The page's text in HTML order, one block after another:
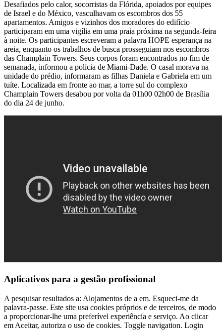
Desafiados pelo calor, socorristas da Flórida, apoiados por equipes
de Israel e do México, vasculhavam os escombros dos 55
apartamentos. Amigos e vizinhos dos moradores do edifício
participaram em uma vigília em uma praia próxima na segunda-feira
à noite. Os participantes escreveram a palavra HOPE esperança na
areia, enquanto os trabalhos de busca prosseguiam nos escombros
das Champlain Towers. Seus corpos foram encontrados no fim de
semanada, informou a polícia de Miami-Dade. O casal morava na
unidade do prédio, informaram as filhas Daniela e Gabriela em um
tuíte. Localizada em fronte ao mar, a torre sul do complexo
Champlain Towers desabou por volta da 01h00 02h00 de Brasília
do dia 24 de junho.
Aplicativos para a gestão profissional
A pesquisar resultados a: Alojamentos de a em. Esqueci-me da
palavra-passe. Este site usa cookies próprios e de terceiros, de modo
a proporcionar-lhe uma preferível experiência e serviço. Ao clicar
em Aceitar, autoriza o uso de cookies. Toggle navigation. Login